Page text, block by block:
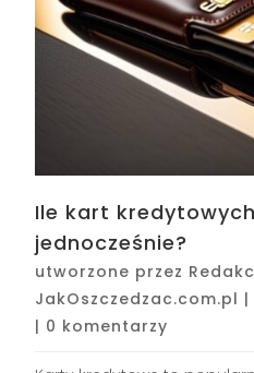
Ile kart
jednocześnie?
utworzone przez
JakOszczedzac.com.pl |
| 0 komentarzy